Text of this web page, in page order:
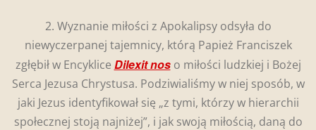
2. Wyznanie miłości z Apokalipsy odsyła do
niewyczerpanej tajemnicy, którą Papież Franciszek
zgłębił w Encyklice Dilexit nos o miłości ludzkiej i Bożej
Serca Jezusa Chrystusa. Podziwialiśmy w niej sposób, w
jaki Jezus identyfikował się „z tymi, którzy w hierarchii
społecznej stoją najniżej”, i jak swoją miłością, daną do